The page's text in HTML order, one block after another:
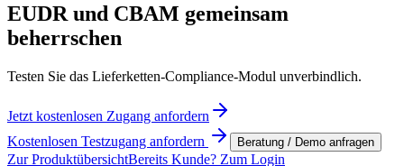
EUDR und CBAM gemeinsam
beherrschen
Testen Sie das Lieferketten-Compliance-Modul unverbindlich.
Jetzt kostenlosen Zugang anfordern
Kostenlosen Testzugang anfordern
Beratung / Demo anfragen
Zur ProduktübersichtBereits Kunde? Zum Login